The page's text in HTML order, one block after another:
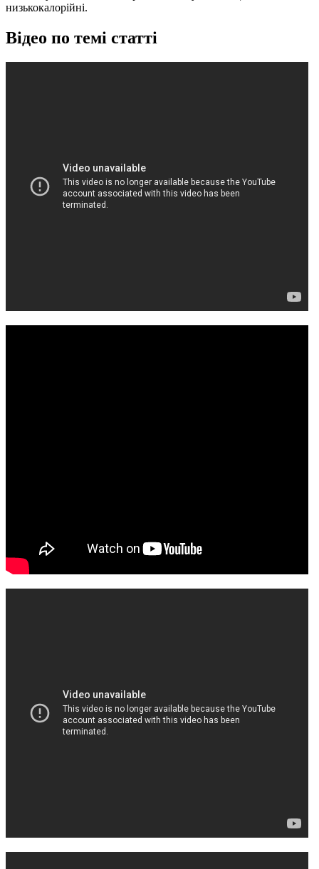
низькокалорійні.
Відео по темі статті